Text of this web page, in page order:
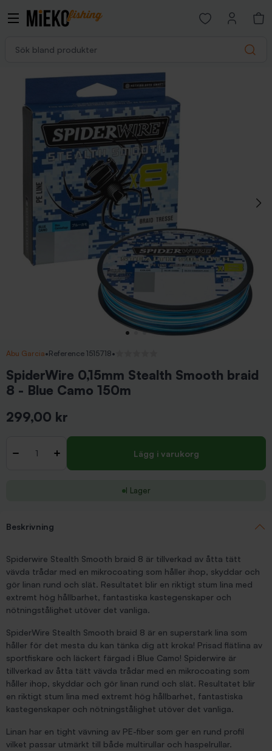
Search
Open favorites
Abu Garcia•Reference 1515718•
SpiderWire 0,15mm Stealth Smooth braid
8 - Blue Camo 150m
299,00 kr
- + Lägg i varukorg
I Lager
Beskrivning
Spiderwire Stealth Smooth braid 8 är tillverkad av åtta tätt
vävda trådar med en mikrocoating som håller ihop, skyddar och
gör linan rund och slät. Resultatet blir en riktigt stum lina med
extremt hög hållbarhet, fantastiska kastegenskaper och
nötningstålighet utöver det vanliga.
SpiderWire Stealth Smooth braid 8 är en superstark lina som
håller för det mesta du kan tänka dig att kroka! Prisad flätlina av
sportfiskare och läckert färgad i Blue Camo! Spiderwire är
tillverkad av åtta tätt vävda trådar med en mikrocoating som
håller ihop, skyddar och gör linan rund och slät. Resultatet blir
en riktigt stum lina med extremt hög hållbarhet, fantastiska
kastegenskaper och nötningstålighet utöver det vanliga.
Linan har en tight vävning av PE-fiber som ger en rund profil
vilket passar utmärkt till både multirullar och haspelrullar.